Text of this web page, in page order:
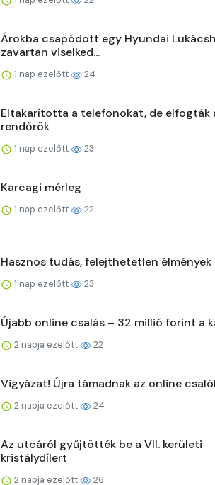
Árokba csapódott egy Hyundai
zavartan viselked...
1 nap ezelőtt 24
Eltakarította a telefonokat, de elfogták
rendőrök
1 nap ezelőtt 23
Karcagi mérleg
1 nap ezelőtt 22
Hasznos tudás, felejthetetlen élmények
1 nap ezelőtt 23
Újabb online csalás – 32 millió forint a
2 napja ezelőtt 22
Vigyázat! Újra támadnak az online
2 napja ezelőtt 24
Az utcáról gyűjtötték be a VII. kerületi
kristálydílert
2 napja ezelőtt 26